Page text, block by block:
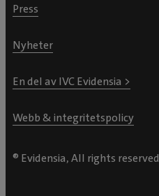
Press
Nyheter
En del av IVC Evidensia >
Webb & integritetspolicy
® Evidensia, All rights reserved